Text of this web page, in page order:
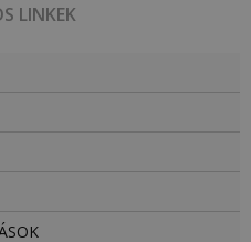
LINKEK